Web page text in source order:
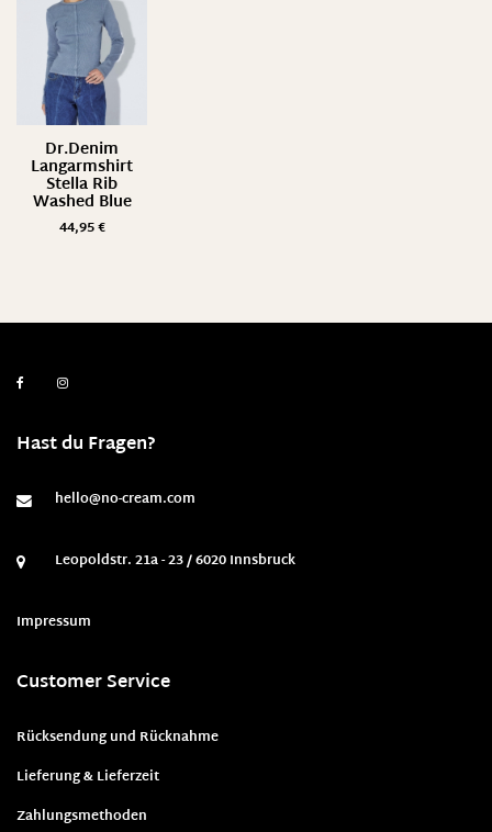
Dr.Denim
Langarmshirt
Stella Rib
Washed Blue
44,95€
Hast du Fragen?
hello@no-cream.com
Leopoldstr. 21a - 23 / 6020 Innsbruck
Impressum
Customer Service
Rücksendung und Rücknahme
Lieferung & Lieferzeit
Zahlungsmethoden